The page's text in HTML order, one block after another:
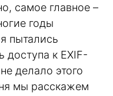
самое главное –
годы
пытались
доступа к EXIF-
делало этого
мы расскажем